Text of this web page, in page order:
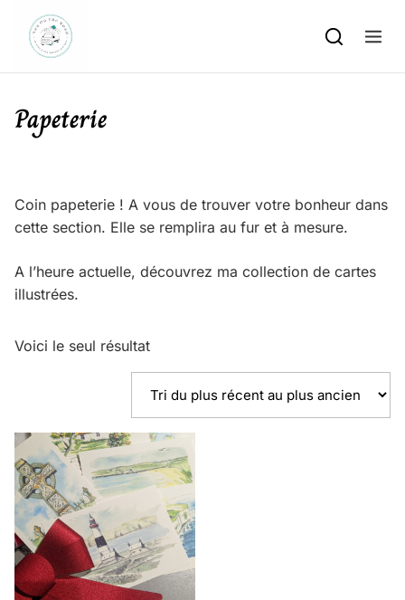
Skip to content
Papeterie
Coin papeterie ! A vous de trouver votre bonheur dans
cette section. Elle se remplira au fur et à mesure.
A l’heure actuelle, découvrez ma collection de cartes
illustrées.
Voici le seul résultat